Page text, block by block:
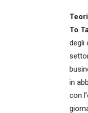
To
degli
in
con